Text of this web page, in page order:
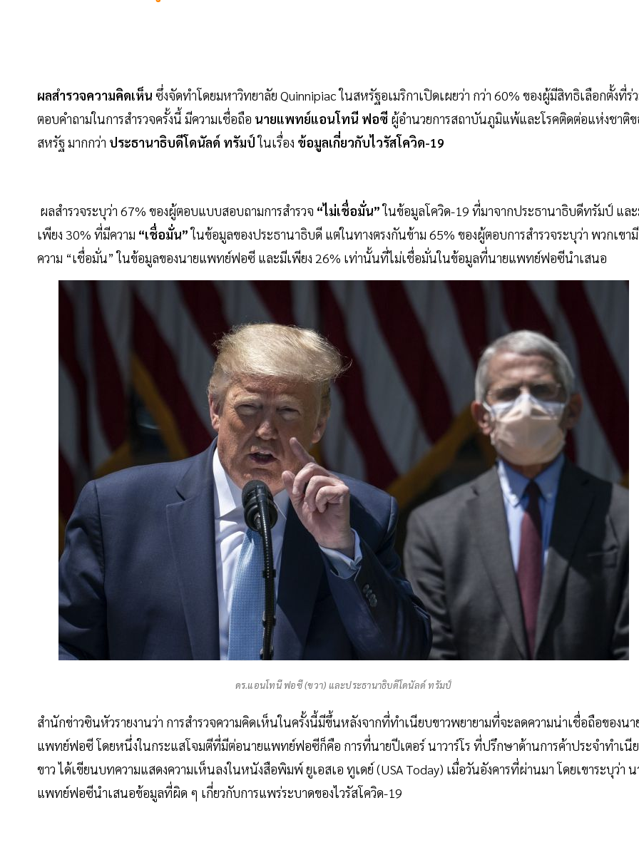
ผลสำรวจความคิดเห็น ซึ่งจัดทำโดยมหาวิทยาลัย Quinnipiac ในสหรัฐอเมริกาเปิดเผยว่า กว่า 60% ของผู้มีสิทธิเลือกตั้งที่ร่
ตอบคำถามในการสำรวจครั้งนี้ มีความเชื่อถือ นายแพทย์แอนโทนี ฟอซี ผู้อำนวยการสถาบันภูมิแพ้และโรคติดต่อแห่งชาติข
สหรัฐ มากกว่า ประธานาธิบดีโดนัลด์ ทรัมป์ในเรื่อง ข้อมูลเกี่ยวกับไวรัสโควิด-19
ผลสำรวจระบุว่า 67% ของผู้ตอบแบบสอบถามการสำรวจ “ไม่เชื่อมั่น”ในข้อมูลโควิด-19 ที่มาจากประธานาธิบดีทรัมป์ แล
เพียง 30% ที่มีความ “เชื่อมั่น”ในข้อมูลของประธานาธิบดี แต่ในทางตรงกันข้าม 65% ของผู้ตอบการสำรวจระบุว่า พวกเขามี
ความ “เชื่อมั่น” ในข้อมูลของนายแพทย์ฟอซี และมีเพียง 26% เท่านั้นที่ไม่เชื่อมั่นในข้อมูลที่นายแพทย์ฟอซีนำเสนอ
ดร.แอนโทนี ฟอซี (ขวา) และประธานาธิบดีโดนัลด์ ทรัมป์
สำนักข่าวซินหัวรายงานว่า การสำรวจความคิดเห็นในครั้งนี้มีขึ้นหลังจากที่ทำเนียบขาวพยายามที่จะลดความน่าเชื่อถือของนา
แพทย์ฟอซี โดยหนึ่งในกระแสโจมตีที่มีต่อนายแพทย์ฟอซีก็คือ การที่นายปีเตอร์ นาวาร์โร ที่ปรึกษาด้านการค้าประจำทำเนี
ขาว ได้เขียนบทความแสดงความเห็นลงในหนังสือพิมพ์ ยูเอสเอ ทูเดย์ (USA Today) เมื่อวันอังคารที่ผ่านมา โดยเขาระบุว่า น
แพทย์ฟอซีนำเสนอข้อมูลที่ผิด ๆ เกี่ยวกับการแพร่ระบาดของไวรัสโควิด-19